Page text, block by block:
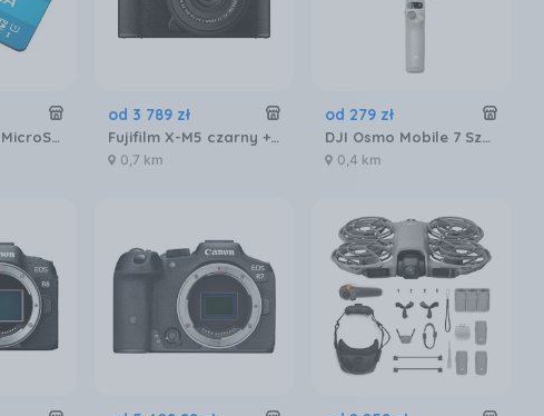
Kioxia EXERCIA MicroSDXC/SDXC - 64GB
od 3 789 zł
Fujifilm X-M5 czarny + XC 15-45mm f/3.5-5.6 OIS PZ
0,7 km
od 279 zł
DJI Osmo Mobile 7 Szary
0,4 km